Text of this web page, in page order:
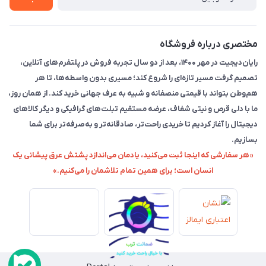
مختصری درباره فروشگاه
رایان‌دیجیت در مهر ۱۴۰۰، بعد از دو سال تجربه فروش در پلتفرم‌های آنلاین،
تصمیم گرفت مسیر تازه‌ای را شروع کند؛ مسیری بدون واسطه‌ها، تا هر
هم‌وطن بتواند با قیمتی منصفانه و شبیه به عرف جهانی خرید کند. از همان روز،
ما با دلی قرص و نیتی شفاف، عرضه مستقیم تبلت‌های گرافیکی و دیگر کالاهای
دیجیتال را آغاز کردیم تا خریدی راحت‌تر، صادقانه‌تر و به‌صرفه‌تر برای شما
بسازیم.
«هر سفارشی که اینجا ثبت می‌کنید، یادمان می‌اندازد پشتش عرق پیشانی یک
انسان است؛ برای همین تمام تلاشمان را می‌کنیم.»